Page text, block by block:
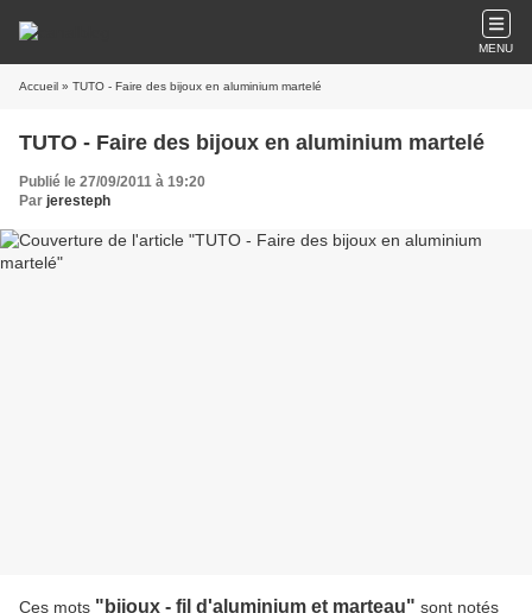
MENU
Accueil » TUTO - Faire des bijoux en aluminium martelé
TUTO - Faire des bijoux en aluminium martelé
Publié le 27/09/2011 à 19:20
Par jeresteph
Ces mots "bijoux - fil d'aluminium et marteau" sont notés